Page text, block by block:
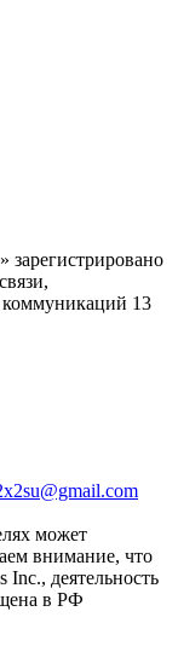
зарегистрировано
13
может
внимание, что
деятельность
в РФ